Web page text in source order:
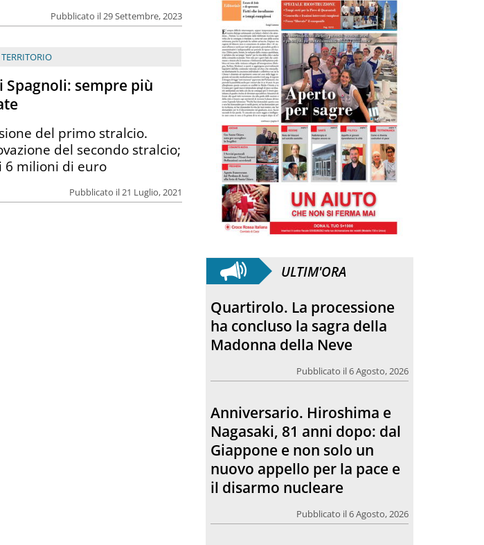
Pubblicato il 29 Settembre, 2023
TERRITORIO
Spagnoli: sempre più
Pubblicato il 21 Luglio, 2021
del primo stralcio.
del secondo stralcio;
6 milioni di euro
ULTIM'ORA
Quartirolo. La processione
ha concluso la sagra della
Madonna della Neve
Pubblicato il 6 Agosto, 2026
Anniversario. Hiroshima e
Nagasaki, 81 anni dopo: dal
Giappone e non solo un
nuovo appello per la pace e
il disarmo nucleare
Pubblicato il 6 Agosto, 2026